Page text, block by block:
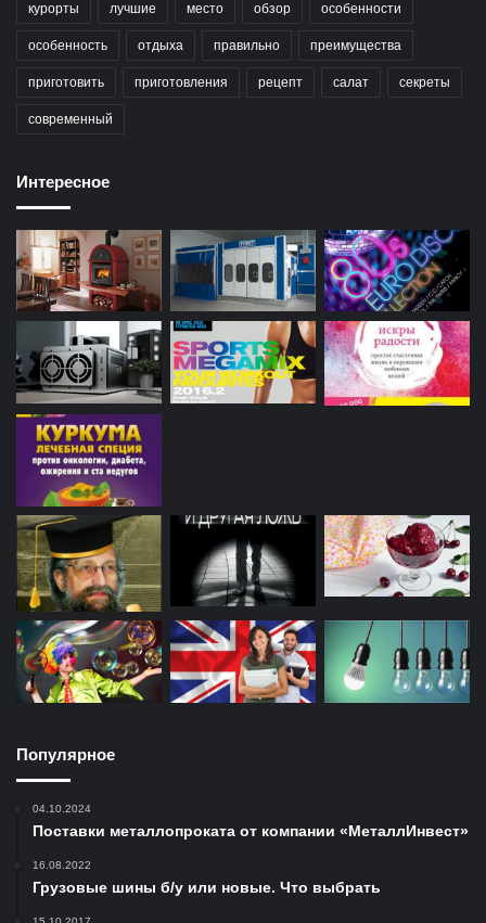
курорты лучшие место обзор особенности
особенность отдыха правильно преимущества
приготовить приготовления рецепт салат секреты
современный
Интересное
Популярное
04.10.2024
Поставки металлопроката от компании «МеталлИнвест»
16.08.2022
Грузовые шины б/у или новые. Что выбрать